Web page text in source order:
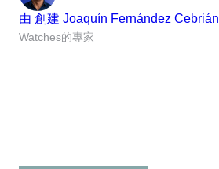
由 創建 Joaquín Fernández Cebrián
Watches的專家